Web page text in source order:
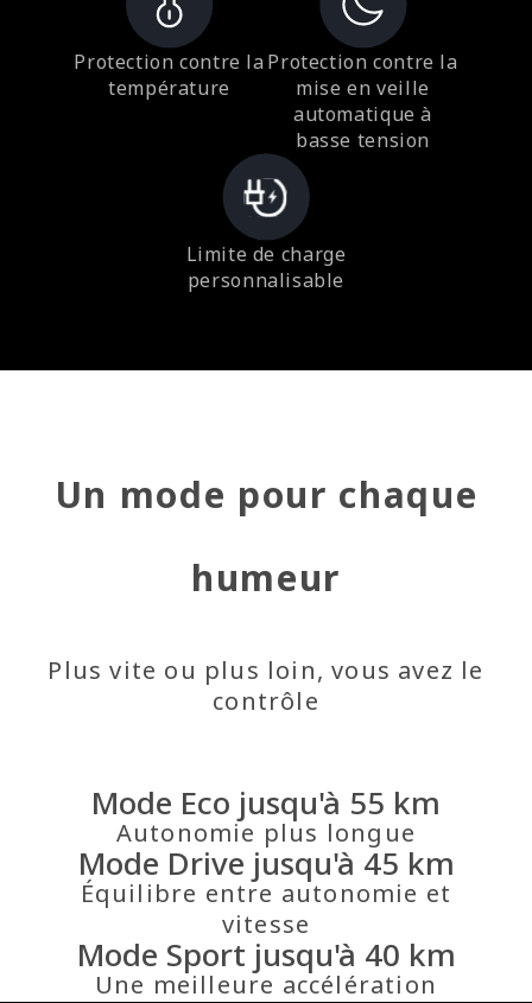
Protection contre la
température
Protection contre la
mise en veille
automatique à
basse tension
Limite de charge
personnalisable
Un mode pour chaque
humeur
Plus vite ou plus loin, vous avez le
contrôle
Mode Eco jusqu'à 55 km
Autonomie plus longue
Mode Drive jusqu'à 45 km
Équilibre entre autonomie et
vitesse
Mode Sport jusqu'à 40 km
Une meilleure accélération